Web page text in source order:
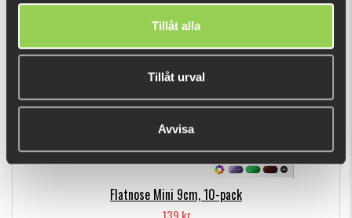
Tillåt alla
Tillåt urval
Avvisa
POPULÄRA PRODUKTER
Flatnose Mini 9cm, 10-pack